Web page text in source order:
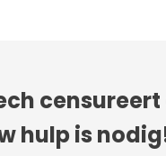
censureert
hulp is